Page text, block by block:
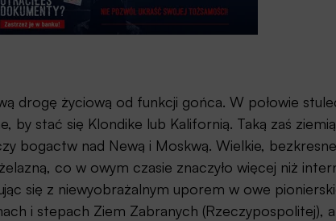
drogę życiową od funkcji gońca. W połowie
by stać się Klondike lub Kalifornią. Taką zaś
bogactw nad Newą i Moskwą. Wielkie, bezkresne
co w owym czasie znaczyło więcej niż
się z niewyobrażalnym uporem w owe
i stepach Ziem Zabranych (Rzeczypospolitej),